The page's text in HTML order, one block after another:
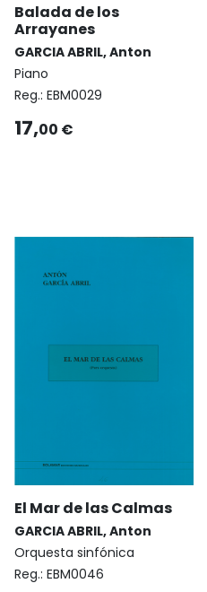
Balada de los
Arrayanes
GARCIA ABRIL, Anton
Piano
Reg.: EBM0029
17,00 €
El Mar de las Calmas
GARCIA ABRIL, Anton
Orquesta sinfónica
Reg.: EBM0046